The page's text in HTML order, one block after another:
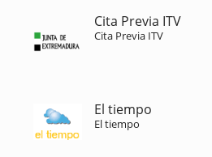
Cita Previa ITV
Cita Previa ITV
El tiempo
El tiempo